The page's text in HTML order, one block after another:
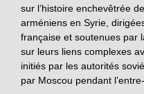
sur l’histoire enchevêtrée
arméniens en Syrie,
française et soutenues par
sur leurs liens complexes
initiés par les autorités
par Moscou pendant